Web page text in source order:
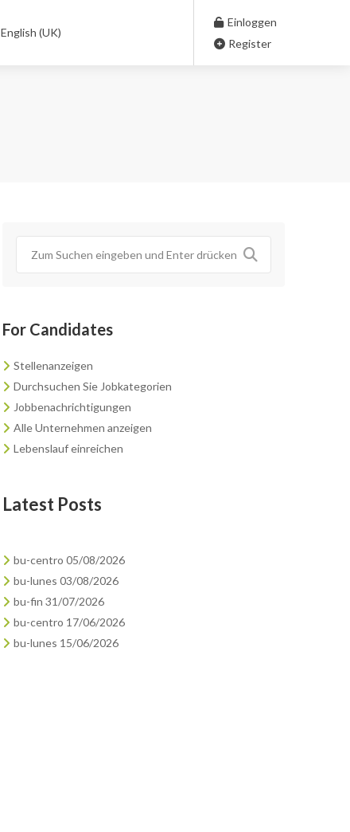
English (UK)
Einloggen
Register
For Candidates
Stellenanzeigen
Durchsuchen Sie Jobkategorien
Jobbenachrichtigungen
Alle Unternehmen anzeigen
Lebenslauf einreichen
Latest Posts
bu-centro 05/08/2026
bu-lunes 03/08/2026
bu-fin 31/07/2026
bu-centro 17/06/2026
bu-lunes 15/06/2026